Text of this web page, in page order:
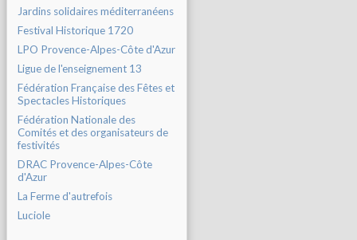
Jardins solidaires méditerranéens
Festival Historique 1720
LPO Provence-Alpes-Côte d'Azur
Ligue de l'enseignement 13
Fédération Française des Fêtes et
Spectacles Historiques
Fédération Nationale des
Comités et des organisateurs de
festivités
DRAC Provence-Alpes-Côte
d'Azur
La Ferme d'autrefois
Luciole